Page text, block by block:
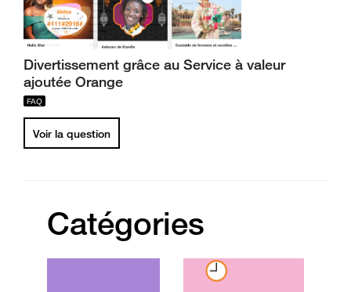
Divertissement grâce au Service à valeur
ajoutée Orange
Voir la question
Catégories